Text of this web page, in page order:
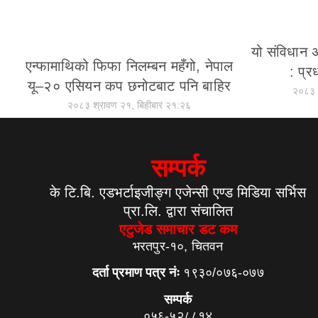
एन्फामाथिको फिफा निलम्बन महँगो, नेपाल
यू–२० एसियन कप छनोटबाट पनि बाहिर
२०८३ श्रावण २१, बिहीबार २१:२६
यो संविधान
:
२०८३
सम्पर्क
के टि.बि. एडभर्टाइजीङ्ग एजेन्सी एण्ड मिडिया सर्भिस
प्रा.लि. द्वारा संचालित
एटुजेड समाचार डट कम
भरतपुर-१०, चितवन
दर्ता प्रमाण पत्र नंः १९३०/०७६-०७७
सम्पर्क